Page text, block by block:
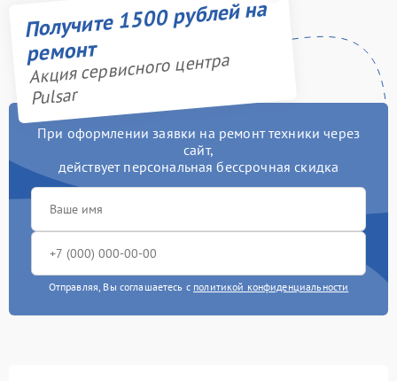
Получите 1500 рублей на
ремонт
Акция сервисного центра
Pulsar
При оформлении заявки на ремонт техники через
сайт,
действует персональная бессрочная скидка
Отправляя, Вы соглашаетесь с политикой конфиденциальности